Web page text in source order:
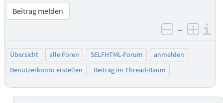
Beitrag melden
negativ
–
Übersicht alle Foren SELFHTML-Forum
anmelden
Benutzerkonto erstellen
Beitrag im Thread-Baum